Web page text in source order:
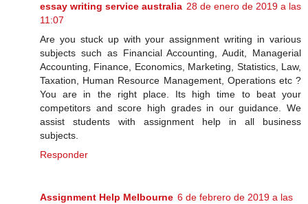
essay writing service australia 28 de enero de 2019 a las
11:07
Are you stuck up with your assignment writing in various
subjects such as Financial Accounting, Audit, Managerial
Accounting, Finance, Economics, Marketing, Statistics, Law,
Taxation, Human Resource Management, Operations etc ?
You are in the right place. Its high time to beat your
competitors and score high grades in our guidance. We
assist students with assignment help in all business
subjects.
Responder
Assignment Help Melbourne 6 de febrero de 2019 a las